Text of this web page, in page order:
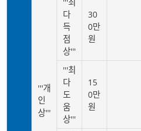
'''개
인
상'''
다
득
점
상'''
30
0만
원
'''최
다
도
움
상'''
15
0만
원